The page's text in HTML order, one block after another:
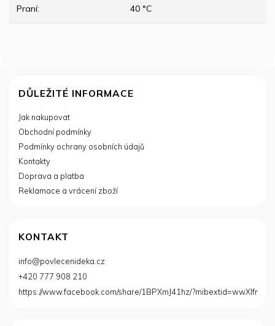
Praní: 40 °C
DŮLEŽITÉ INFORMACE
Jak nakupovat
Obchodní podmínky
Podmínky ochrany osobních údajů
Kontakty
Doprava a platba
Reklamace a vrácení zboží
KONTAKT
info@povlecenideka.cz
+420 777 908 210
https://www.facebook.com/share/1BPXmJ41hz/?mibextid=wwXIfr